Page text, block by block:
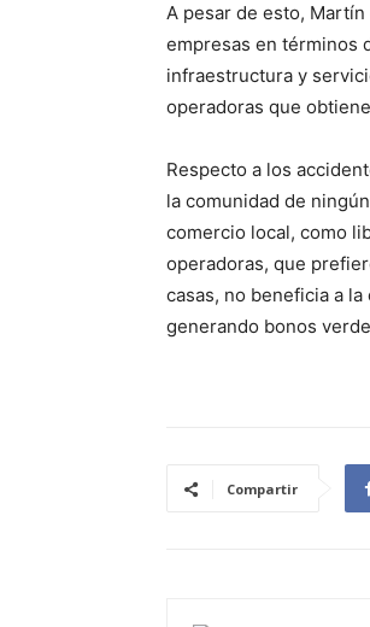
A pesar de esto,
empresas en términos
infraestructura y
operadoras que
Respecto a los
la comunidad de
comercio local, como
operadoras, que
casas, no beneficia a
generando bonos
Compartir